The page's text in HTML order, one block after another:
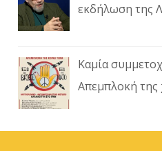
εκδήλωση της
Καμία
Απεμπλοκή